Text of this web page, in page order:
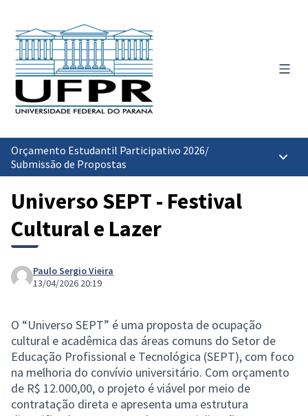
Orçamento Estudantil Participativo 2026/
Submissão de Propostas
Universo SEPT - Festival
Cultural e Lazer
Paulo Sergio Vieira
13/04/2026 20:19
O “Universo SEPT” é uma proposta de ocupação
cultural e acadêmica das áreas comuns do Setor de
Educação Profissional e Tecnológica (SEPT), com foco
na melhoria do convívio universitário. Com orçamento
de R$ 12.000,00, o projeto é viável por meio de
contratação direta e apresenta uma estrutura